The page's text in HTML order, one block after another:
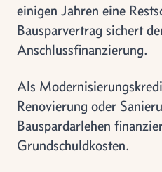
einigen Jahren eine
Bausparvertrag sichert
Anschlussfinanzierung.
Als
Renovierung oder
Bauspardarlehen
Grundschuldkosten.